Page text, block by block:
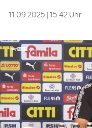
11.09.2025 | 15:42 Uhr